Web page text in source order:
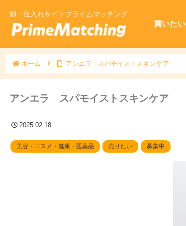
卸・仕入れサイトプライムマッチング
買いたい
ホーム アンエラ スパモイストスキンケア
アンエラ スパモイストスキンケア
2025.02.18
美容・コスメ・健康・医薬品 売りたい 募集中